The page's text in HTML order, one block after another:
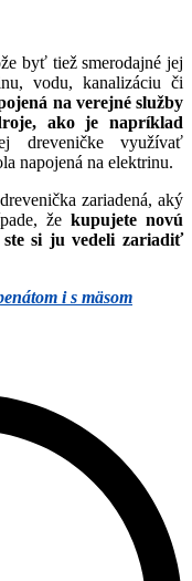
byť tiež smerodajné jej
vodu, kanalizáciu či
na verejné služby
ako je napríklad
využívať
napojená na elektrinu.
zariadená, aký
že kupujete novú
si ju vedeli zariadiť
i s mäsom